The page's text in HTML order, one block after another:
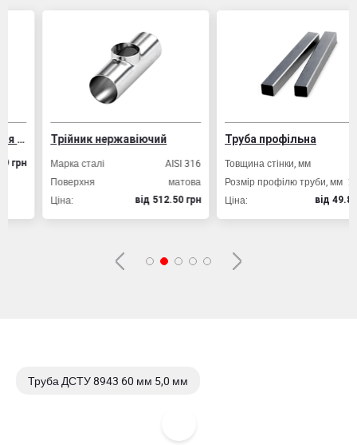
Трійник нержавіючий
Марка сталі
AISI 316
Поверхня
матова
Ціна:
вiд 512.50 грн
Труба профільна
Товщина стінки, мм
Розмір профілю труби, мм
20х20
Ціна:
вiд 49.80 грн
Труба ДСТУ 8943 60 мм 5,0 мм